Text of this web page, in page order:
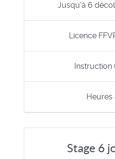
Jusqu'à 6
Licence
Instruction
Heures
Stage 6